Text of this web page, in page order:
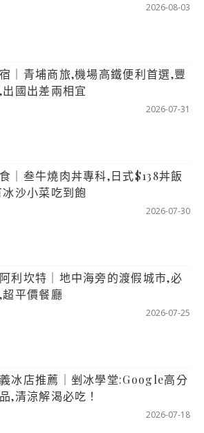
2026-08-03
｜青埔商旅,機場高鐵便利首選,豐
國出差兩相宜
2026-07-31
｜叁牛燒肉丼專科,日式$138丼飯
沙小菜吃到飽
2026-07-30
利坎特｜地中海旁的渡假城市,必
平價餐廳
2026-07-25
冰店推薦｜剉冰學堂:Google高分
,清涼解渴必吃！
2026-07-18